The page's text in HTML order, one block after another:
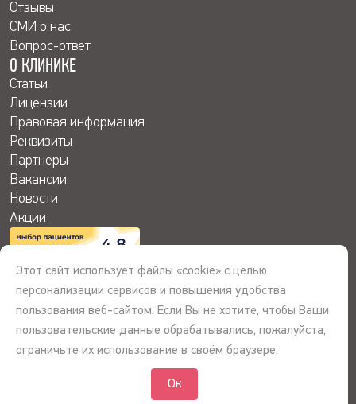
Отзывы
СМИ о нас
Вопрос-ответ
О КЛИНИКЕ
Статьи
Лицензии
Правовая информация
Реквизиты
Партнеры
Вакансии
Новости
Акции
4.8
© 2026 © ООО «Сибирь-Ассист», Первая Кардиоклиника. Все права
защищены. Информация на сайте не является публичной офертой.
Лицензия Л041-01107-72_00344781 от 14.07.2017
Этот сайт использует файлы «cookie» с целью
персонализации сервисов и повышения удобства
пользования веб-сайтом. Если Вы не хотите, чтобы Ваши
пользовательские данные обрабатывались, пожалуйста,
ограничьте их использование в своём браузере.
Ок